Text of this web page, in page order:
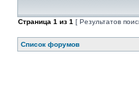
Страница 1 из 1 [ Результатов
Список форумов